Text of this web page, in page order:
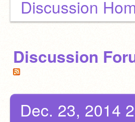
Discussion
Discussion
Dec. 23, 2014